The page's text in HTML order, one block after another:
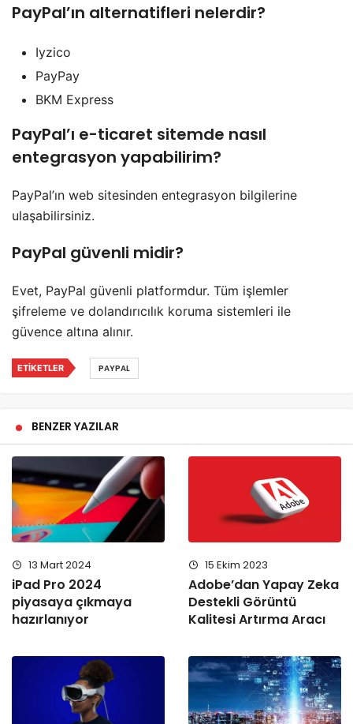
PayPal’ın alternatifleri nelerdir?
Iyzico
PayPay
BKM Express
PayPal’ı e-ticaret sitemde nasıl
entegrasyon yapabilirim?
PayPal’ın web sitesinden entegrasyon bilgilerine
ulaşabilirsiniz.
PayPal güvenli midir?
Evet, PayPal güvenli platformdur. Tüm işlemler
şifreleme ve dolandırıcılık koruma sistemleri ile
güvence altına alınır.
ETIKETLER PAYPAL
BENZER YAZILAR
13 Mart 2024
iPad Pro 2024
piyasaya çıkmaya
hazırlanıyor
15 Ekim 2023
Adobe’dan Yapay Zeka
Destekli Görüntü
Kalitesi Artırma Aracı